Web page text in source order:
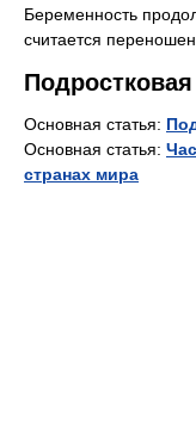
Беременность
считается
Основная статья:
Основная статья:
странах мира